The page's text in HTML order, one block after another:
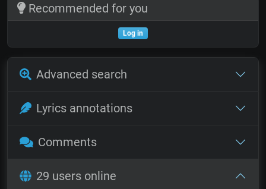
Recommended for you
Log in
Advanced search
Lyrics annotations
Comments
29 users online